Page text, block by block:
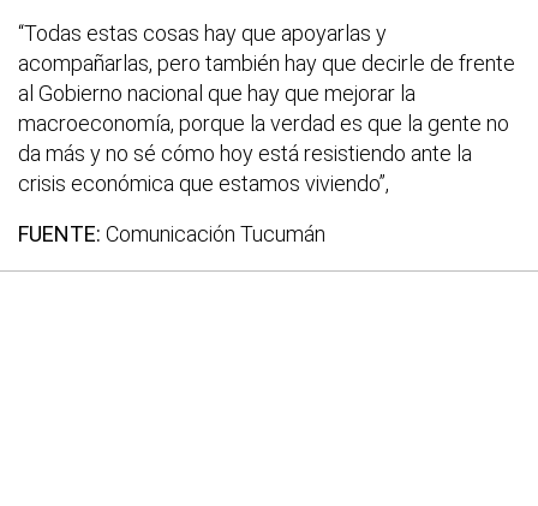
“Todas estas cosas hay que apoyarlas y
acompañarlas, pero también hay que decirle de frente
al Gobierno nacional que hay que mejorar la
macroeconomía, porque la verdad es que la gente no
da más y no sé cómo hoy está resistiendo ante la
crisis económica que estamos viviendo”,
FUENTE: Comunicación Tucumán